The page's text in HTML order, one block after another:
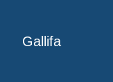
Gallifa